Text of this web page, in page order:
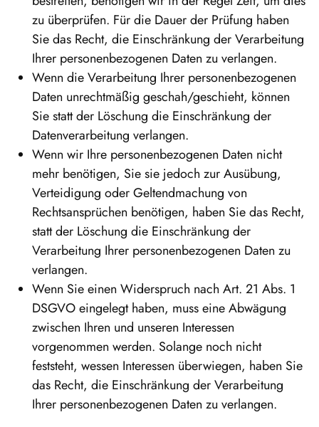
zu überprüfen. Für die Dauer der Prüfung haben
Sie das Recht, die Einschränkung der Verarbeitung
Ihrer personenbezogenen Daten zu verlangen.
Wenn die Verarbeitung Ihrer personenbezogenen
Daten unrechtmäßig geschah/geschieht, können
Sie statt der Löschung die Einschränkung der
Datenverarbeitung verlangen.
Wenn wir Ihre personenbezogenen Daten nicht
mehr benötigen, Sie sie jedoch zur Ausübung,
Verteidigung oder Geltendmachung von
Rechtsansprüchen benötigen, haben Sie das Recht,
statt der Löschung die Einschränkung der
Verarbeitung Ihrer personenbezogenen Daten zu
verlangen.
Wenn Sie einen Widerspruch nach Art. 21 Abs. 1
DSGVO eingelegt haben, muss eine Abwägung
zwischen Ihren und unseren Interessen
vorgenommen werden. Solange noch nicht
feststeht, wessen Interessen überwiegen, haben Sie
das Recht, die Einschränkung der Verarbeitung
Ihrer personenbezogenen Daten zu verlangen.